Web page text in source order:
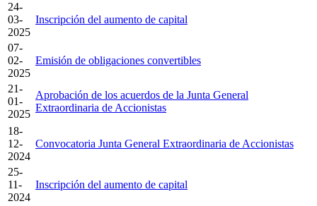
24-
03-
2025
Inscripción del aumento de capital
07-
02-
2025
Emisión de obligaciones convertibles
21-
01-
2025
Aprobación de los acuerdos de la Junta General
Extraordinaria de Accionistas
18-
12-
2024
Convocatoria Junta General Extraordinaria de Accionistas
25-
11-
2024
Inscripción del aumento de capital